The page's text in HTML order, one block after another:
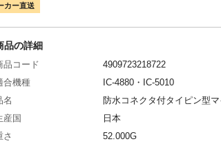
カー直送
品の詳細
品コード
4909723218722
合機種
IC-4880・IC-5010
名
防水コネクタ付タイピン型マ
産国
日本
さ
52.000G